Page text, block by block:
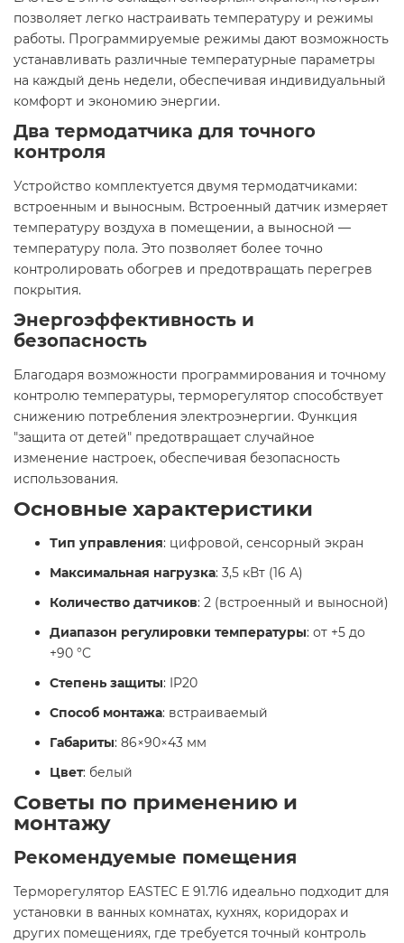
позволяет легко настраивать температуру и режимы
работы. Программируемые режимы дают возможность
устанавливать различные температурные параметры
на каждый день недели, обеспечивая индивидуальный
комфорт и экономию энергии.​
Два термодатчика для точного
контроля
Устройство комплектуется двумя термодатчиками:
встроенным и выносным. Встроенный датчик измеряет
температуру воздуха в помещении, а выносной —
температуру пола. Это позволяет более точно
контролировать обогрев и предотвращать перегрев
покрытия.​
Энергоэффективность и
безопасность
Благодаря возможности программирования и точному
контролю температуры, терморегулятор способствует
снижению потребления электроэнергии. Функция
"защита от детей" предотвращает случайное
изменение настроек, обеспечивая безопасность
использования.​
Основные характеристики
Тип управления: цифровой, сенсорный экран
Максимальная нагрузка: 3,5 кВт (16 А)
Количество датчиков: 2 (встроенный и выносной)
Диапазон регулировки температуры: от +5 до
+90 °C
Степень защиты: IP20
Способ монтажа: встраиваемый
Габариты: 86×90×43 мм
Цвет: белый​
Советы по применению и
монтажу
Рекомендуемые помещения
Терморегулятор EASTEC E 91.716 идеально подходит для
установки в ванных комнатах, кухнях, коридорах и
других помещениях, где требуется точный контроль